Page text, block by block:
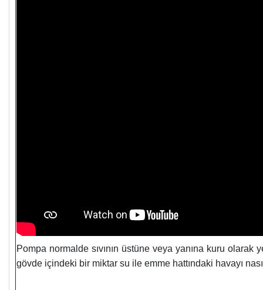
Pompa normalde sıvının üstüne veya yanına kuru
gövde içindeki bir miktar su ile emme hattındaki havayı